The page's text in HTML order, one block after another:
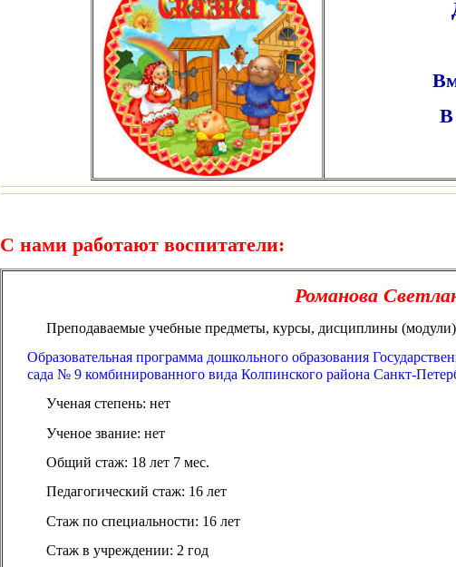
В
С нами работают воспитатели:
Романова
Преподаваемые учебные предметы, курсы, дисциплины
Образовательная программа дошкольного образования
сада № 9 комбинированного вида Колпинского района Санкт-
Ученая степень: нет
Ученое звание: нет
Общий стаж: 18 лет 7 мес.
Педагогический стаж: 16 лет
Стаж по специальности: 16 лет
Стаж в учреждении: 2 год